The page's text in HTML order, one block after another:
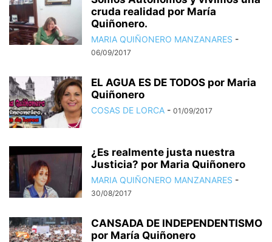
cruda realidad por María
Quiñonero.
MARIA QUIÑONERO MANZANARES -
06/09/2017
EL AGUA ES DE TODOS por Maria
Quiñonero
COSAS DE LORCA - 01/09/2017
¿Es realmente justa nuestra
Justicia? por Maria Quiñonero
MARIA QUIÑONERO MANZANARES -
30/08/2017
CANSADA DE INDEPENDENTISMO
por María Quiñonero